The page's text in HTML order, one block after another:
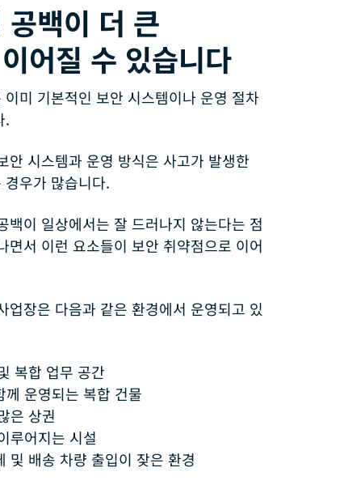
백이 더 큰
어질 수 있습니다
미 기본적인 보안 시스템이나 운영 절차
.
안 시스템과 운영 방식은 사고가 발생한
우가 많습니다.
백이 일상에서는 잘 드러나지 않는다는 점
면서 이런 요소들이 보안 취약점으로 이어
업장은 다음과 같은 환경에서 운영되고 있
복합 업무 공간
께 운영되는 복합 건물
은 상권
루어지는 시설
및 배송 차량 출입이 잦은 환경